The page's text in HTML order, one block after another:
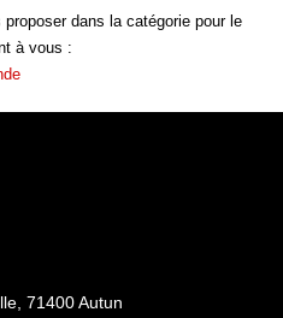
dans la catégorie pour le
à vous :
71400 Autun